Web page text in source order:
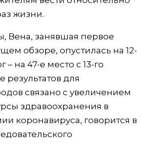
жизни.
Вена, занявшая первое
обзоре, опустилась на 12-
– на 47-е место с 13-го
результатов для
связано с увеличением
здравоохранения в
коронавируса, говорится в